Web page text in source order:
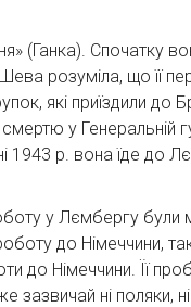
(Ганка). Спочатку
Шева розуміла, що
які приїздили
у Генеральній
1943 р. вона їде до
у Лємбергу були
до Німеччини,
до Німеччини. Її
зазвичай ні поляки,